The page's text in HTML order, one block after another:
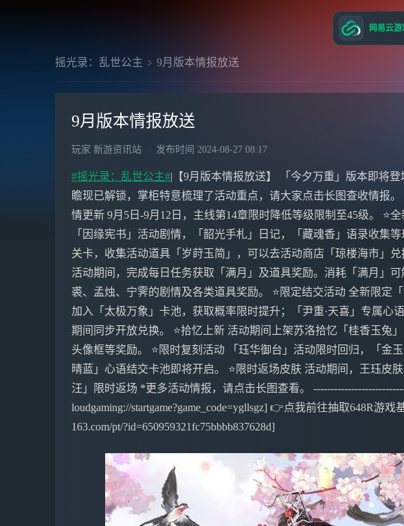
摇光录：乱世公主 9月版本情报放送
9月版本情报放送
玩家 新游资讯站 发布时间 2024-08-27 08:17
#摇光录：乱世公主#|【9月版本情报放送】 「今夕万重」版本即将
瞻现已解锁，掌柜特意梳理了活动重点，请大家点击长图查收情报
情更新 9月5日-9月12日，主线第14章限时降低等级限制至45级。 ⭐
「因缘宪书」活动剧情，「韶光手札」日记，「藏魂香」语录收集
关卡，收集活动道具「岁莳玉简」，可以去活动商店「琼楼海市」兑
活动期间，完成每日任务获取「满月」及道具奖励。消耗「满月」
裘、孟烛、宁霁的剧情及各类道具奖励。 ⭐限定结交活动 全新限定
加入「太极万象」卡池，获取概率限时提升；「尹重·天喜」专属心
期间同步开放兑换。 ⭐拾忆上新 活动期间上架苏洛拾忆「桂香玉兔
头像框等奖励。 ⭐限时复刻活动 「珏华御台」活动限时回归，「金
晴蓝」心语结交卡池即将开启。 ⭐限时返场皮肤 活动期间，王珏皮
汪」限时返场 *更多活动情报，请点击长图查看。
loudgaming://startgame?game_code=ygllsgz] 👉点我前往抽取648R游戏
163.com/pt/?id=650959321fc75bbbb837628d]
网易云游